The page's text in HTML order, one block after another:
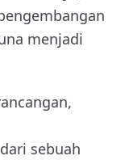
menjadi
sebuah